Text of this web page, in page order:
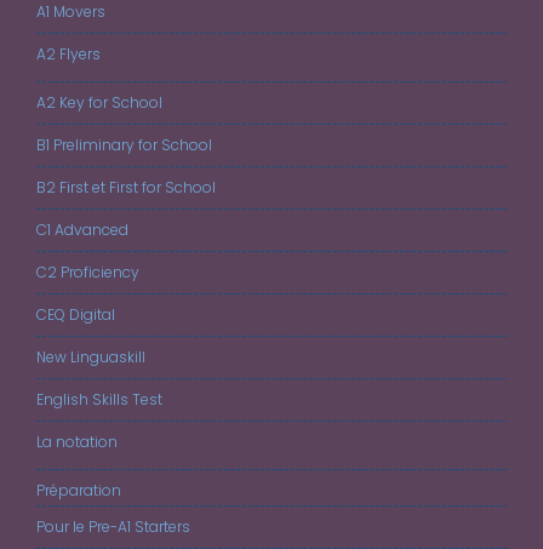
A1 Movers
A2 Flyers
A2 Key for School
B1 Preliminary for School
B2 First et First for School
C1 Advanced
C2 Proficiency
CEQ Digital
New Linguaskill
English Skills Test
La notation
Préparation
Pour le Pre-A1 Starters